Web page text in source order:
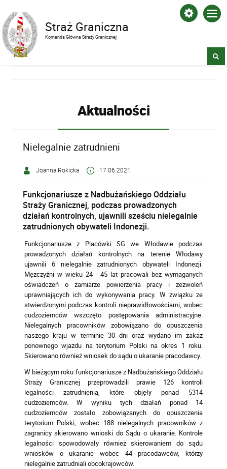
Straż Graniczna
Komenda Główna Straży Granicznej
Aktualności
Nielegalnie zatrudnieni
Joanna Rokicka 17.06.2021
Funkcjonariusze z Nadbużańskiego Oddziału
Straży Granicznej, podczas prowadzonych
działań kontrolnych, ujawnili sześciu nielegalnie
zatrudnionych obywateli Indonezji.
Funkcjonariusze z Placówki SG we Włodawie podczas
prowadzonych działań kontrolnych na terenie Włodawy
ujawnili 6 nielegalnie zatrudnionych obywateli Indonezji.
Mężczyźni w wieku 24 - 45 lat pracowali bez wymaganych
oświadczeń o zamiarze powierzenia pracy i zezwoleń
uprawniających ich do wykonywania pracy. W związku ze
stwierdzonymi podczas kontroli nieprawidłowościami, wobec
cudzoziemców wszczęto postępowania administracyjne.
Nielegalnych pracowników zobowiązano do opuszczenia
naszego kraju w terminie 30 dni oraz wydano im zakaz
ponownego wjazdu na terytorium Polski na okres 1 roku.
Skierowano również wniosek do sądu o ukaranie pracodawcy.
W bieżącym roku funkcjonariusze z Nadbużańskiego Oddziału
Straży Granicznej przeprowadzili prawie 126 kontroli
legalności zatrudnienia, które objęły ponad 5314
cudzoziemców. W wyniku tych działań ponad 14
cudzoziemców zostało zobowiązanych do opuszczenia
terytorium Polski, wobec 188 nielegalnych pracowników z
zagranicy skierowano wnioski do Sądu o ukaranie. Kontrole
legalności spowodowały również skierowaniem do sądu
wniosków o ukaranie wobec 44 pracodawców, którzy
nielegalnie zatrudniali obcokrajowców.